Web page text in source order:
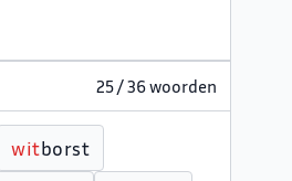
25 / 36 woorden
witborst